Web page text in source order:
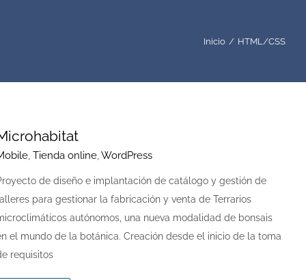
Inicio HTML/CSS
, Tienda online,WordPress
de diseño e implantación de catálogo y gestión de
para gestionar la fabricación y venta de Terrarios
autónomos, una nueva modalidad de bonsais
el mundo de la botánica. Creación desde el inicio de la toma
requisitos